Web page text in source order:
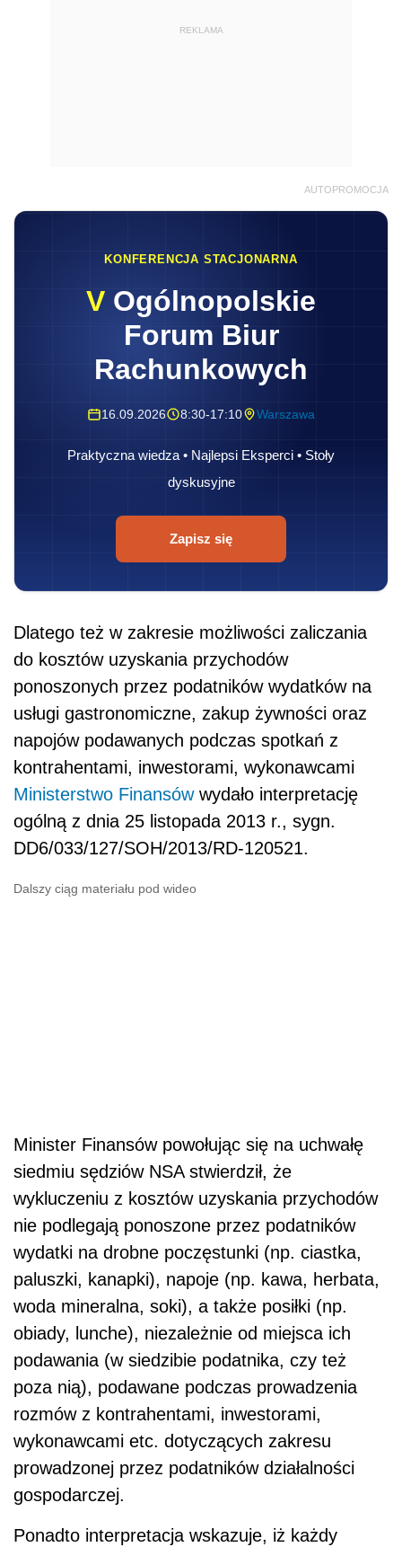
REKLAMA
AUTOPROMOCJA
KONFERENCJA STACJONARNA
V Ogólnopolskie
Forum Biur
Rachunkowych
16.09.2026 8:30-17:10 Warszawa
Praktyczna wiedza • Najlepsi Eksperci • Stoły
dyskusyjne
Zapisz się
Dlatego też w zakresie możliwości zaliczania
do kosztów uzyskania przychodów
ponoszonych przez podatników wydatków na
usługi gastronomiczne, zakup żywności oraz
napojów podawanych podczas spotkań z
kontrahentami, inwestorami, wykonawcami
Ministerstwo Finansówwydało interpretację
ogólną z dnia 25 listopada 2013 r., sygn.
DD6/033/127/SOH/2013/RD-120521.
Dalszy ciąg materiału pod wideo
Minister Finansów powołując się na uchwałę
siedmiu sędziów NSA stwierdził, że
wykluczeniu z kosztów uzyskania przychodów
nie podlegają ponoszone przez podatników
wydatki na drobne poczęstunki (np. ciastka,
paluszki, kanapki), napoje (np. kawa, herbata,
woda mineralna, soki), a także posiłki (np.
obiady, lunche), niezależnie od miejsca ich
podawania (w siedzibie podatnika, czy też
poza nią), podawane podczas prowadzenia
rozmów z kontrahentami, inwestorami,
wykonawcami etc. dotyczących zakresu
prowadzonej przez podatników działalności
gospodarczej.
Ponadto interpretacja wskazuje, iż każdy